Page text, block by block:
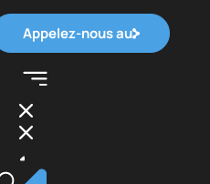
Appelez-nous au